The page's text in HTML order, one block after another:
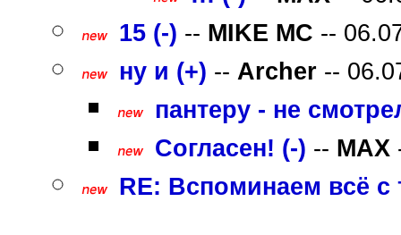
15 (-) -- MIKE MC --
ну и (+) -- Archer --
пантеру - не
Согласен! (-) -- MAX
RE: Вспоминаем всё с